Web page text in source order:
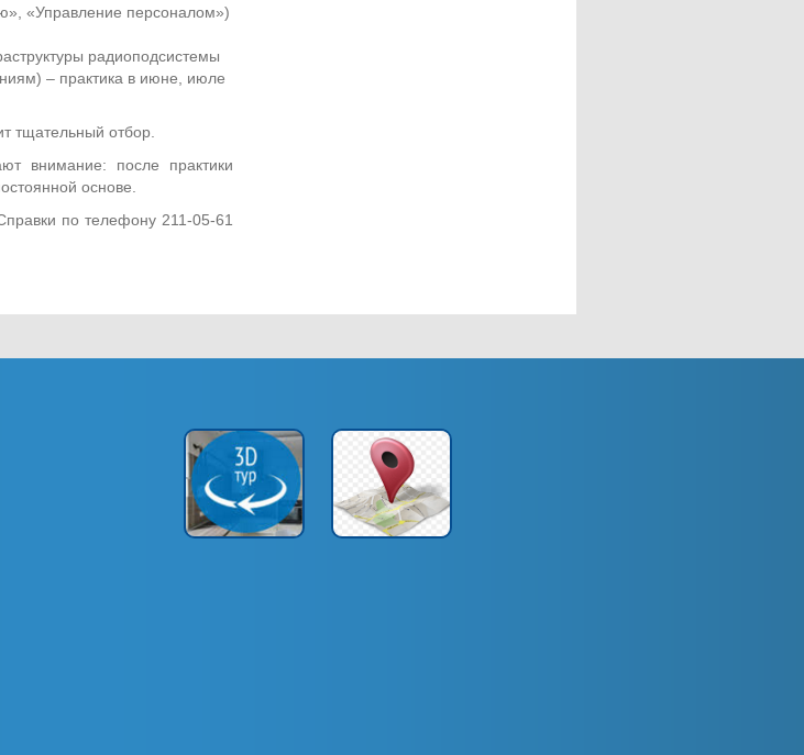
«Управление персоналом»)
радиоподсистемы
– практика в июне, июле
тщательный отбор.
внимание: после практики
основе.
Справки по телефону 211-05-61